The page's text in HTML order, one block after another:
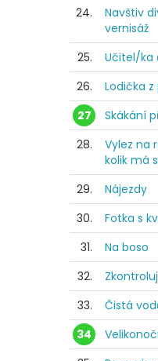
24.
Navštiv
vernisáž
25.
Učitel/ka
26.
Lodička
27
Skákání
28.
Vylez na
kolik má
29.
Nájezdy
30.
Fotka s
31.
Na boso
32.
33.
Čistá
34